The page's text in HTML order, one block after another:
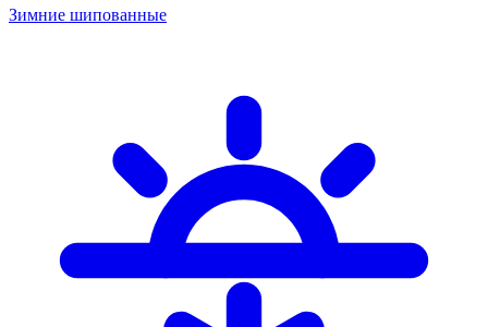
Зимние шипованные